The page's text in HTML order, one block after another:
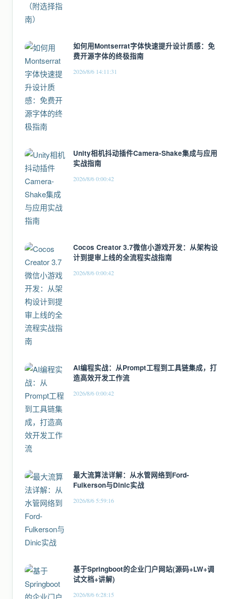
如何用Montserrat字体快速提升设计质感：免
费开源字体的终极指南
2026/8/6 14:11:31
Unity相机抖动插件Camera-Shake集成与应用
实战指南
2026/8/6 0:00:42
Cocos Creator 3.7微信小游戏开发：从架构设
计到提审上线的全流程实战指南
2026/8/6 0:00:42
AI编程实战：从Prompt工程到工具链集成，打
造高效开发工作流
2026/8/6 0:00:42
最大流算法详解：从水管网络到Ford-
Fulkerson与Dinic实战
2026/8/6 5:59:16
基于Springboot的企业门户网站(源码+LW+调
试文档+讲解)
2026/8/6 6:28:15